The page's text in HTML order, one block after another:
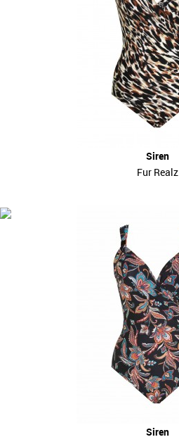
Siren
Fur Realz
Siren